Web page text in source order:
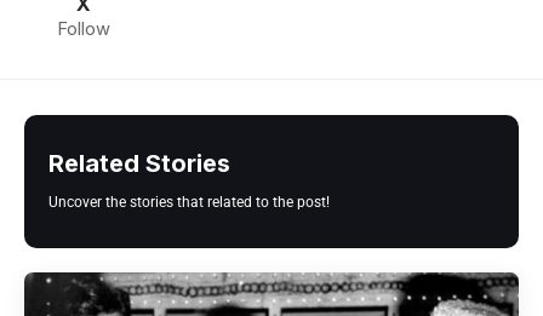
Follow
Related Stories
Uncover the stories that related to the post!